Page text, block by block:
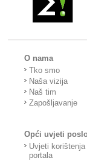
O nama
Tko smo
Naša vizija
Naš tim
Zapošljavanje
Opći uvjeti
Uvjeti
portala